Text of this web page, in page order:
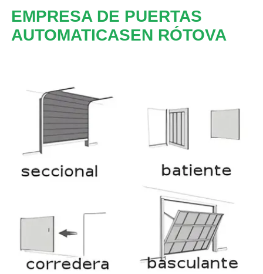
EMPRESA DE PUERTAS
AUTOMATICASEN RÓTOVA